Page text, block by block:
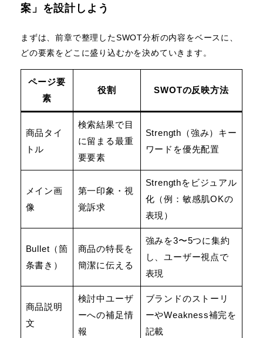
案」を設計しよう
まずは、前章で整理したSWOT分析の内容をベースに、
どの要素をどこに盛り込むかを決めていきます。
ページ要
素
役割 SWOTの反映方法
商品タイ
トル
検索結果で目
に留まる最重
要要素
Strength（強み）キー
ワードを優先配置
メイン画
像
第一印象・視
覚訴求
Strengthをビジュアル
化（例：敏感肌OKの
表現）
Bullet（箇
条書き）
商品の特長を
簡潔に伝える
強みを3〜5つに集約
し、ユーザー視点で
表現
商品説明
文
検討中ユーザ
ーへの補足情
報
ブランドのストーリ
ーやWeakness補完を
記載